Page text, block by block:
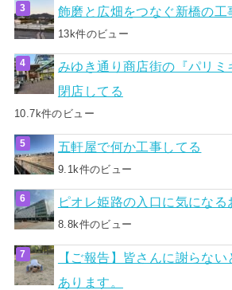
飾磨と広畑をつなぐ新橋の工
13k件のビュー
みゆき通り商店街の『パリ
閉店してる
10.7k件のビュー
五軒屋で何か工事してる
9.1k件のビュー
ピオレ姫路の入口に気にな
8.8k件のビュー
【ご報告】皆さんに謝らな
あります。